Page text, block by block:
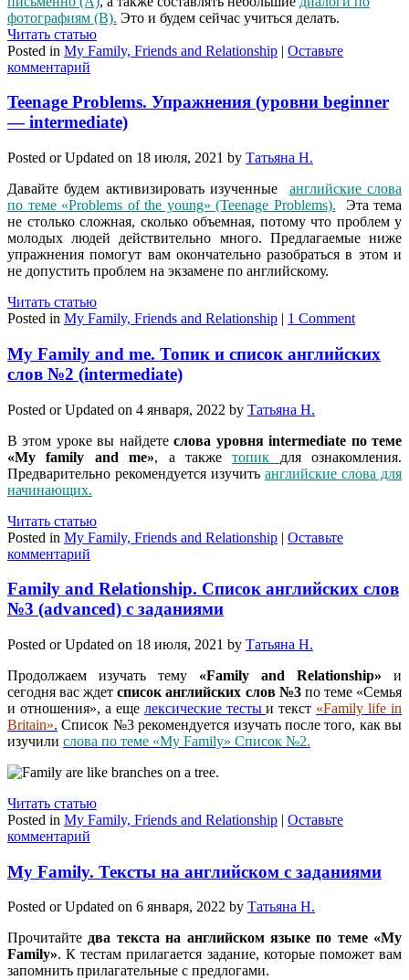
фотографиям (В). Это и будем сейчас учиться делать.
Читать статью
Posted in My Family, Friends and Relationship | Оставьте
комментарий
Teenage Problems. Упражнения (уровни beginner
— intermediate)
Posted or Updated on 18 июля, 2021 by Татьяна Н.
Давайте будем активизировать изученные
английские слова
по теме «Problems of the young» (Teenage Problems).
Эта тема
не столько сложная, сколько объемная, потому что проблем у
молодых людей действительно много. Предлагаемые ниже
упражнения помогут вам окончательно разобраться в этом и
не допустить проблем на экзамене по английскому.
Читать статью
Posted in My Family, Friends and Relationship | 1 Comment
My Family and me. Топик и список английских
слов №2 (intermediate)
Posted or Updated on 4 января, 2022 by Татьяна Н.
В этом уроке вы найдетеслова уровня intermediate по теме
«My family and me», а такжетопик для ознакомления.
Предварительно рекомендуется изучить английские слова для
начинающих.
Читать статью
Posted in My Family, Friends and Relationship | Оставьте
комментарий
Family and Relationship. Список английских слов
№3 (advanced) с заданиями
Posted or Updated on 18 июля, 2021 by Татьяна Н.
Продолжаем изучать тему «Family and Relationship» и
сегодня вас ждетсписок английских слов №3 по теме «Семья
и отношения», а еще лексические тестыи текст «Family life in
Britain». Список №3 рекомендуется изучать после того, как вы
изучили слова по теме «My Family» Список №2.
Читать статью
Posted in My Family, Friends and Relationship | Оставьте
комментарий
My Family. Тексты на английском с заданиями
Posted or Updated on 6 января, 2022 by Татьяна Н.
Прочитайтедва текста на английском языке по теме «My
Family». К тестам прилагается задание, которые поможет вам
запомнить прилагательные с предлогами.